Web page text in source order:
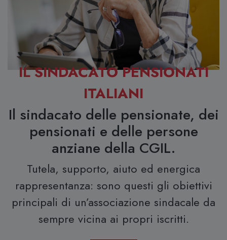
IL SINDACATO PENSIONATI
ITALIANI
Il sindacato delle pensionate, dei
pensionati e delle persone
anziane della CGIL.
Tutela, supporto, aiuto ed energica
rappresentanza: sono questi gli obiettivi
principali di un’associazione sindacale da
sempre vicina ai propri iscritti.